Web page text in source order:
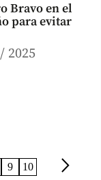
Bravo en el
para evitar
2025
9 10 arrow_forward_ios